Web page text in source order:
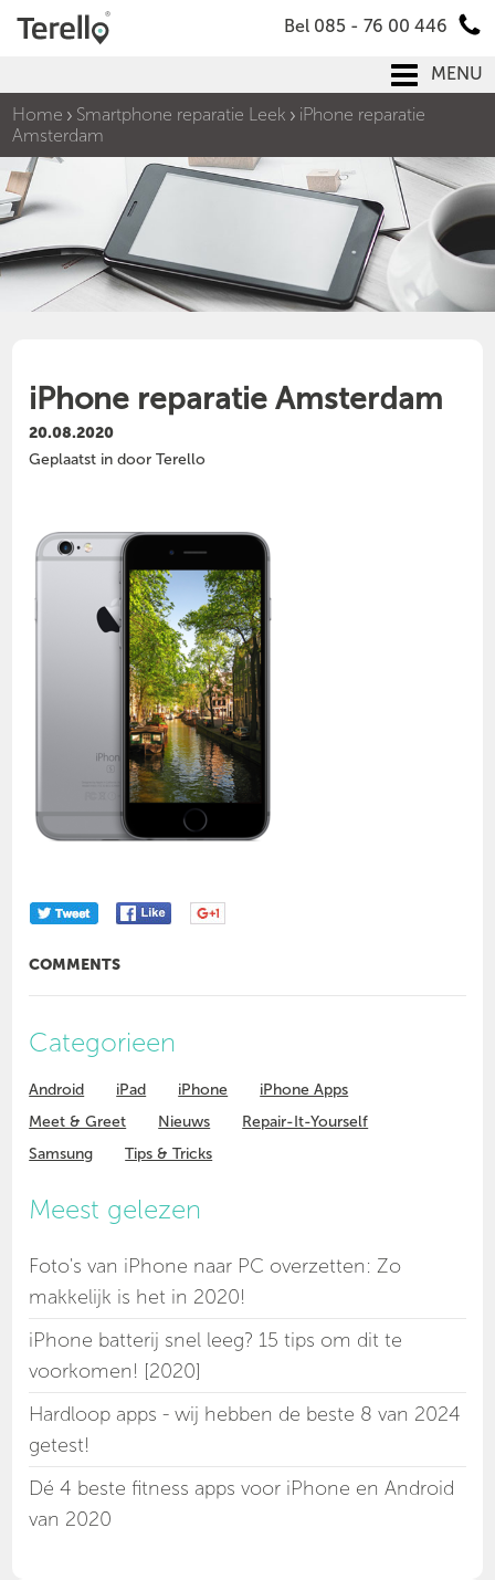
Bel 085 - 76 00 446
MENU
Home
Smartphone reparatie Leek
iPhone reparatie
Amsterdam
iPhone reparatie Amsterdam
20.08.2020
Geplaatst in door Terello
COMMENTS
Categorieen
Android iPad iPhone
iPhone Apps
Meet & Greet
Nieuws
Repair-It-Yourself
Samsung
Tips & Tricks
Meest gelezen
Foto's van iPhone naar PC overzetten: Zo
makkelijk is het in 2020!
iPhone batterij snel leeg? 15 tips om dit te
voorkomen! [2020]
Hardloop apps - wij hebben de beste 8 van 2024
getest!
Dé 4 beste fitness apps voor iPhone en Android
van 2020